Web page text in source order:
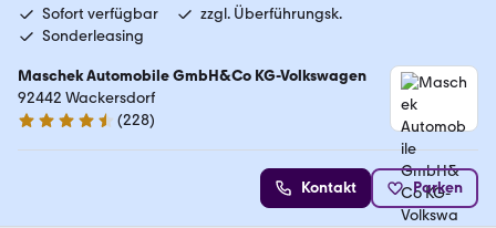
Sofort verfügbar
zzgl. Überführungsk.
Sonderleasing
Maschek Automobile GmbH&Co KG-Volkswagen
92442 Wackersdorf
4.5 Sterne
(228)
Kontakt Parken